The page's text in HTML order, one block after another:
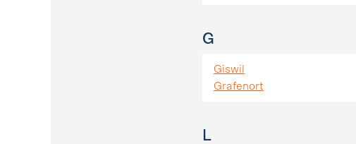
G
Giswil
Grafenort
L